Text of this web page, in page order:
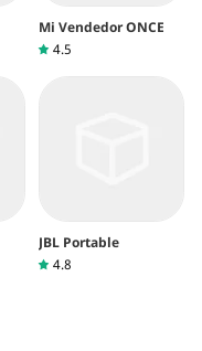
Mi Vendedor ONCE
4.5
JBL Portable
4.8